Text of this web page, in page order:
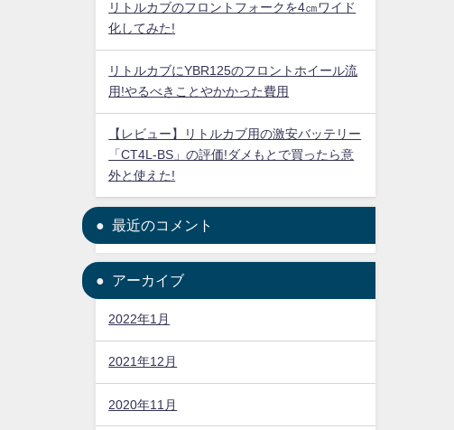
リトルカブのフロントフォークを4㎝ワイド
化してみた!
リトルカブにYBR125のフロントホイール流
用!やるべきことやかかった費用
【レビュー】リトルカブ用の激安バッテリー
「CT4L-BS」の評価!ダメもとで買ったら意
外と使えた!
最近のコメント
アーカイブ
2022年1月
2021年12月
2020年11月